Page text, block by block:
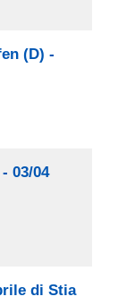
(D) -
03/04
di Stia